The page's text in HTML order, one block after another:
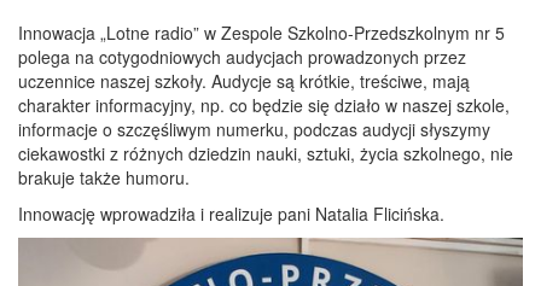
Innowacja „Lotne radio” w Zespole Szkolno-Przedszkolnym nr 5
polega na cotygodniowych audycjach prowadzonych przez
uczennice naszej szkoły. Audycje są krótkie, treściwe, mają
charakter informacyjny, np. co będzie się działo w naszej szkole,
informacje o szczęśliwym numerku, podczas audycji słyszymy
ciekawostki z różnych dziedzin nauki, sztuki, życia szkolnego, nie
brakuje także humoru.
Innowację wprowadziła i realizuje pani Natalia Flicińska.